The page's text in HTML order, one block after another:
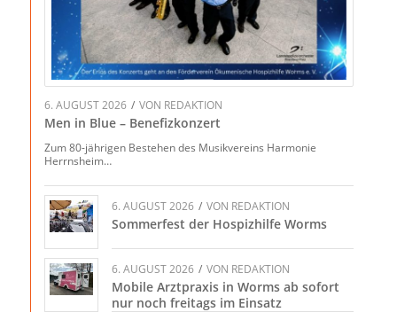
6. AUGUST 2026 / VON REDAKTION
Men in Blue – Benefizkonzert
Zum 80-jährigen Bestehen des Musikvereins Harmonie
Herrnsheim…
6. AUGUST 2026 / VON REDAKTION
Sommerfest der Hospizhilfe Worms
6. AUGUST 2026 / VON REDAKTION
Mobile Arztpraxis in Worms ab sofort
nur noch freitags im Einsatz